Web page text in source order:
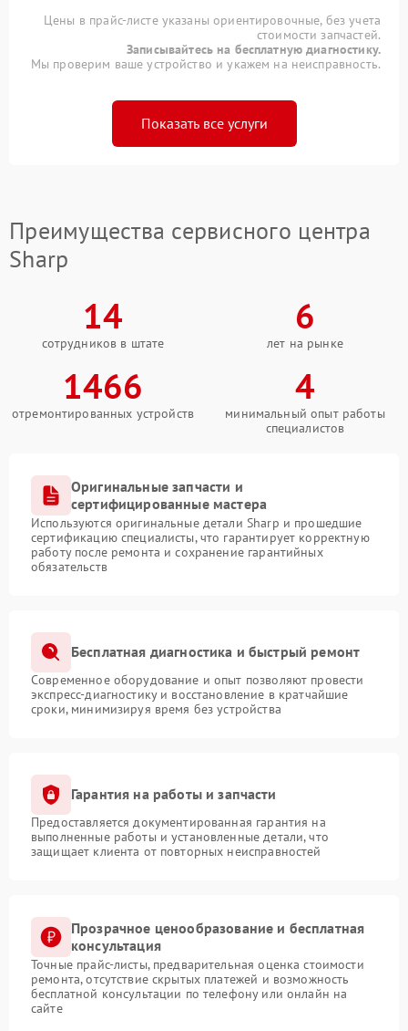
Цены в прайс-листе указаны ориентировочные, без учета
стоимости запчастей.
Записывайтесь на бесплатную диагностику.
Мы проверим ваше устройство и укажем на неисправность.
Показать все услуги
Преимущества сервисного центра
Sharp
14
сотрудников в штате
6
лет на рынке
1466
отремонтированных устройств
4
минимальный опыт работы
специалистов
Оригинальные запчасти и
сертифицированные мастера
Используются оригинальные детали Sharp и прошедшие
сертификацию специалисты, что гарантирует корректную
работу после ремонта и сохранение гарантийных
обязательств
Бесплатная диагностика и быстрый ремонт
Современное оборудование и опыт позволяют провести
экспресс-диагностику и восстановление в кратчайшие
сроки, минимизируя время без устройства
Гарантия на работы и запчасти
Предоставляется документированная гарантия на
выполненные работы и установленные детали, что
защищает клиента от повторных неисправностей
Прозрачное ценообразование и бесплатная
консультация
Точные прайс-листы, предварительная оценка стоимости
ремонта, отсутствие скрытых платежей и возможность
бесплатной консультации по телефону или онлайн на
сайте